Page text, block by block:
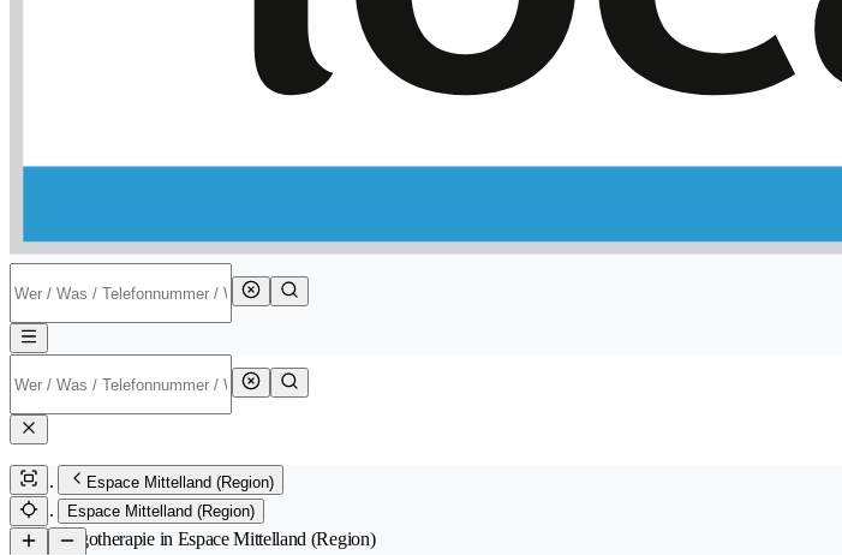
Espace Mittelland (Region)
Espace Mittelland (Region)
/Ergotherapie in Espace Mittelland (Region)